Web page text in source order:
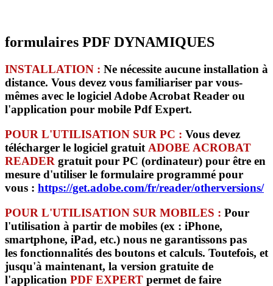
formulaires PDF DYNAMIQUES
INSTALLATION : Ne nécessite aucune installation à
distance. Vous devez vous familiariser par vous-
mêmes avec le logiciel Adobe Acrobat Reader ou
l'application pour mobile Pdf Expert.
POUR L'UTILISATION SUR PC : Vous devez
télécharger le logiciel gratuit ADOBE ACROBAT
READER gratuit pour PC (ordinateur) pour être en
mesure d'utiliser le formulaire programmé pour
vous : https://get.adobe.com/fr/reader/otherversions/
POUR L'UTILISATION SUR MOBILES : Pour
l'utilisation à partir de mobiles (ex : iPhone,
smartphone, iPad, etc.) nous ne garantissons pas
les fonctionnalités des boutons et calculs. Toutefois, et
jusqu'à maintenant, la version gratuite de
l'application PDF EXPERT permet de faire